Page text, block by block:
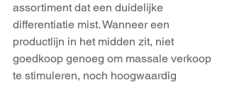
assortiment dat een duidelijke
differentiatie mist. Wanneer een
productlijn in het midden zit, niet
goedkoop genoeg om massale verkoop
te stimuleren, noch hoogwaardig